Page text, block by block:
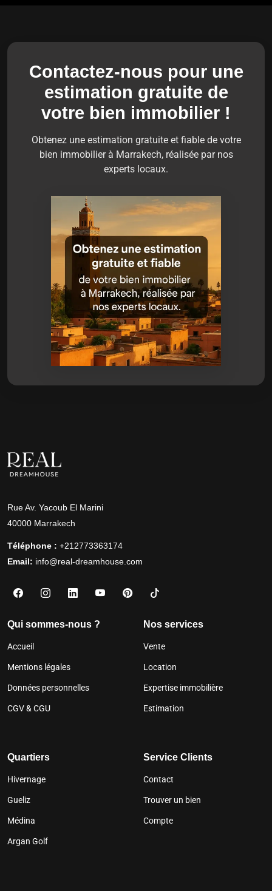
Contactez-nous pour une
estimation gratuite de
votre bien immobilier !
Obtenez une estimation gratuite et fiable de votre
bien immobilier à Marrakech, réalisée par nos
experts locaux.
Rue Av. Yacoub El Marini
40000 Marrakech
Téléphone : +212773363174
Email: info@real-dreamhouse.com
Qui sommes-nous ?
Accueil
Mentions légales
Données personnelles
CGV & CGU
Nos services
Vente
Location
Expertise immobilière
Estimation
Quartiers
Hivernage
Gueliz
Médina
Argan Golf
Service Clients
Contact
Trouver un bien
Compte